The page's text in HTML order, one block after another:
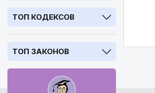
ТОП КОДЕКСОВ
ТОП ЗАКОНОВ